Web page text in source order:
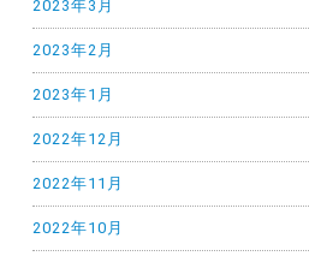
2023年3月
2023年2月
2023年1月
2022年12月
2022年11月
2022年10月